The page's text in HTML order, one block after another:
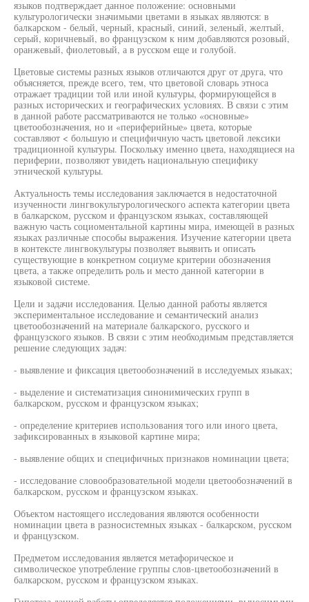
языков подтверждает данное положение: основными
культурологически значимыми цветами в языках являются: в
балкарском - белый, черный, красный, синий, зеленый, желтый,
серый, коричневый, во французском к ним добавляются розовый,
оранжевый, фиолетовый, а в русском еще и голубой.
Цветовые системы разных языков отличаются друг от друга, что
объясняется, прежде всего, тем, что цветовой словарь этноса
отражает традиции той или иной культуры, формирующейся в
разных исторических и географических условиях. В связи с этим
в данной работе рассматриваются не только «основные»
цветообозначения, но и «периферийные» цвета, которые
составляют < большую и специфичную часть цветовой лексики
традиционной культуры. Поскольку именно цвета, находящиеся на
периферии, позволяют увидеть национальную специфику
этнической культуры.
Актуальность темы исследования заключается в недостаточной
изученности лингвокультурологического аспекта категории цвета
в балкарском, русском и французском языках, составляющей
важную часть социоментальной картины мира, имеющей в разных
языках различные способы выражения. Изучение категории цвета
в контексте лингвокультуры позволяет выявить и описать
существующие в конкретном социуме критерии обозначения
цвета, а также определить роль и место данной категории в
языковой системе.
Цели и задачи исследования. Целью данной работы является
экспериментальное исследование и семантический анализ
цветообозначений на материале балкарского, русского и
французского языков. В связи с этим необходимым представляется
решение следующих задач:
- выявление и фиксация цветообозначений в исследуемых языках;
- выделение и систематизация синонимических групп в
балкарском, русском и французском языках;
- определение критериев использования того или иного цвета,
зафиксированных в языковой картине мира;
- выявление общих и специфичных признаков номинации цвета;
- исследование словообразовательной модели цветообозначений в
балкарском, русском и французском языках.
Объектом настоящего исследования являются особенности
номинации цвета в разносистемных языках - балкарском, русском
и французском.
Предметом исследования является метафорическое и
символическое употребление группы слов-цветообозначений в
балкарском, русском и французском языках.